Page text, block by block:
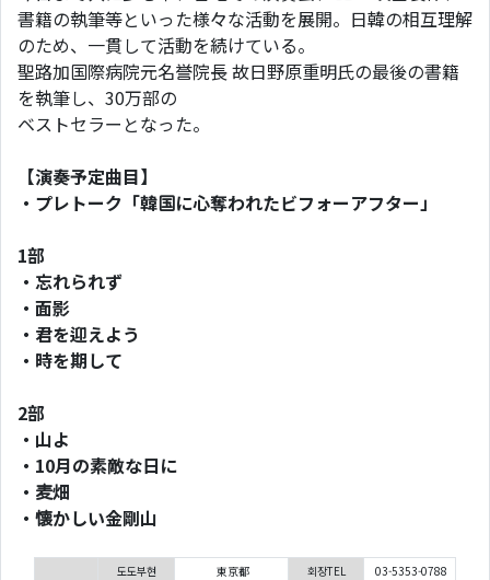
書籍の執筆等といった様々な活動を展開。日韓の相互理解
のため、一貫して活動を続けている。
聖路加国際病院元名誉院長 故日野原重明氏の最後の書籍
を執筆し、30万部の
ベストセラーとなった。
【演奏予定曲目】
・プレトーク「韓国に心奪われたビフォーアフター」
1部
・忘れられず
・面影
・君を迎えよう
・時を期して
2部
・山よ
・10月の素敵な日に
・麦畑
・懐かしい金剛山
도도부현 東京都 회장TEL
03-5353-0788